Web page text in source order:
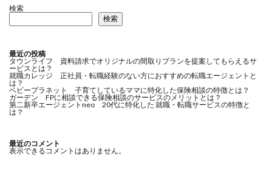
検索
検索
最近の投稿
タウンライフ 資料請求でオリジナルの間取りプランを提案してもらえるサ
ービスとは？
就職カレッジ 正社員・転職経験のない方におすすめの転職エージェントと
は？
ベビープラネット 子育てしているママに特化した保険相談の特徴とは？
ガーデン FPに相談できる保険相談のサービスのメリットとは？
第二新卒エージェントneo 20代に特化した 就職・転職サービスの特徴と
は？
最近のコメント
表示できるコメントはありません。